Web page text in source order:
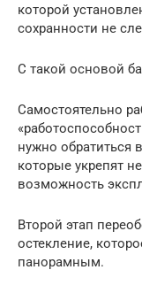
которой
сохранности не
С такой основой
Самостоятельно
нужно обратиться
которые укрепят
возможность
Второй этап
остекление,
панорамным.